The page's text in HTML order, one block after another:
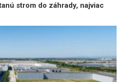
strom do záhrady, najviac